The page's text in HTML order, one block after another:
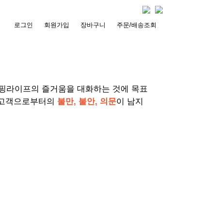
로그인 회원가입 장바구니 주문/배송조회
라이프의 즐거움을 대화하는 것에 목표
객으로부터의 불만, 불안, 의문이 남지